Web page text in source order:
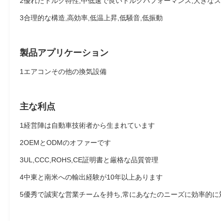
3合理的な構造,高効率,低温上昇,低騒音,低振動
製品アプリケーション
1エアコンその他の換気設備
主な利点
1経営陣は自動車技術者から生まれています
2OEMとODMのオファーです
3UL,CCC,ROHS,CE証明書と厳格な品質管理
4中東と南米への輸出経験が10年以上あります
5優秀で誠実な営業チームを持ち,常にあなたのニーズに効率的に